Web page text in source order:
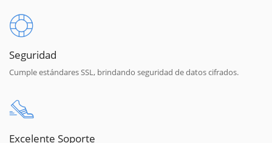
Seguridad
Cumple estándares SSL, brindando seguridad de datos cifrados.
Excelente Soporte